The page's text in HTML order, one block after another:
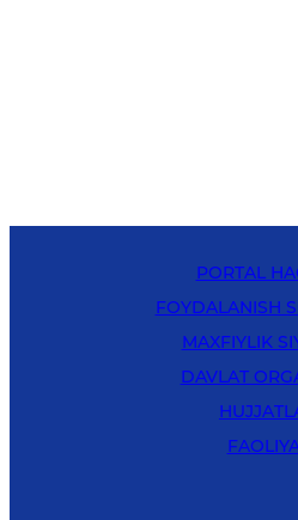
PORTAL
FOYDALANISH
MAXFIYLIK
DAVLAT